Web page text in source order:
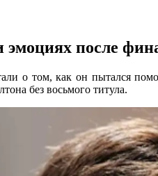
после
о том, как он пытался
без восьмого титула.